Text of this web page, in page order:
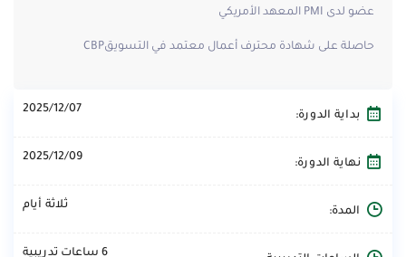
عضو لدى PMI المعهد الأمريكي
حاصلة على شهادة محترف أعمال معتمد في التسويقCBP
بداية الدورة: 2025/12/07
نهاية الدورة: 2025/12/09
المدة: ثلاثة أيام
6 ساعات تدريبية